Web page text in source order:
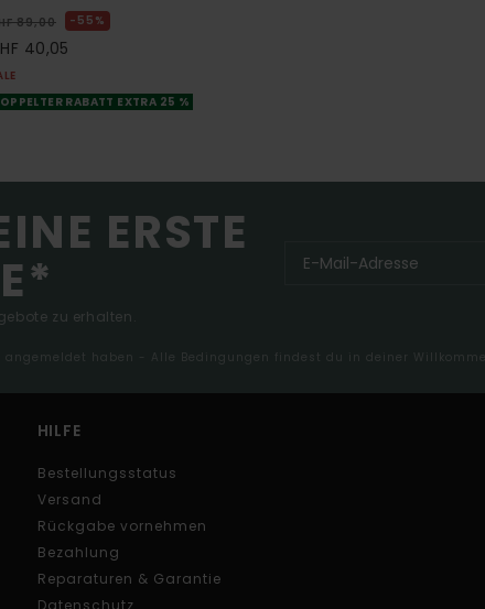
89,00 55%
40,05
RABATT EXTRA 25 %
ERSTE
zu erhalten.
haben - Alle Bedingungen findest du in deiner
HILFE
Bestellungsstatus
Versand
Rückgabe vornehmen
Bezahlung
Reparaturen & Garantie